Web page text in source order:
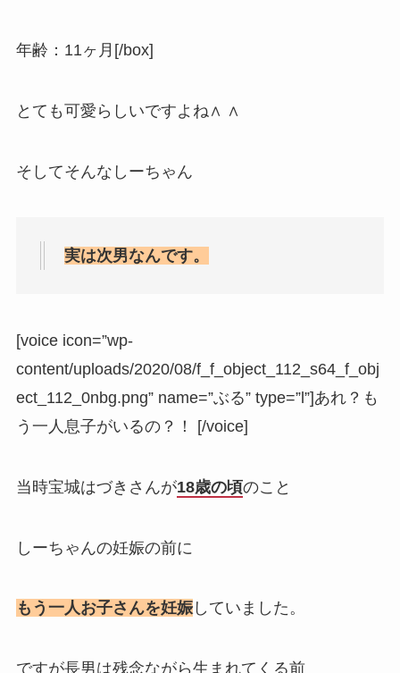
年齢：11ヶ月[/box]
とても可愛らしいですよね∧ ∧
そしてそんなしーちゃん
実は次男なんです。
[voice icon=”wp-
content/uploads/2020/08/f_f_object_112_s64_f_obj
ect_112_0nbg.png” name=”ぶる” type=”l”]あれ？も
う一人息子がいるの？！ [/voice]
当時宝城はづきさんが18歳の頃のこと
しーちゃんの妊娠の前に
もう一人お子さんを妊娠していました。
ですが長男は残念ながら生まれてくる前